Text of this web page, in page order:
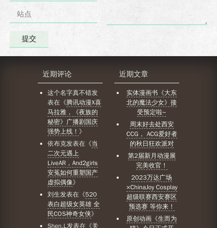
近期评论
这个名字真不错发
表在《腾讯动漫X喜
马拉雅，《夜族的
秘密》广播剧国庆
强势上线！ 》
依布克发表在《当
二次元遇上
LiveAR，And2girls
安菟如何重塑国产
虚拟偶像》
刘生发表在《520
表白超级女英雄 全
民COS神奇女侠》
Shen.L发表在《关
近期文章
实体漫画书《大东
北的魔法少女》接
受预定啦~
周末好去处西安
CCG， ACG爱好者
的秋日狂欢派对
第2届新月动漫展
完美收官！
2023万达广场
×ChinaJoy Cosplay
超级联赛西安赛区
预选赛 等你来！
原创动画《生而为